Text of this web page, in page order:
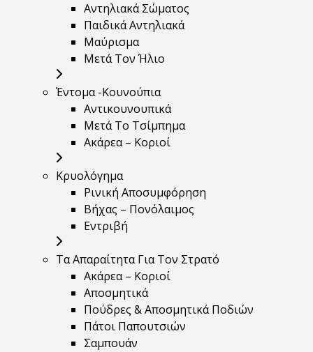
Αντηλιακά Σώματος
Παιδικά Αντηλιακά
Μαύρισμα
Mετά Τον Ήλιο
Έντομα -Κουνούπια
Αντικουνουπικά
Μετά Το Τσίμπημα
Ακάρεα – Κοριοί
Κρυολόγημα
Ρινική Αποσυμφόρηση
Βήχας – Πονόλαιμος
Εντριβή
Τα Απαραίτητα Για Τον Στρατό
Ακάρεα – Κοριοί
Αποσμητικά
Πούδρες & Αποσμητικά Ποδιών
Πάτοι Παπουτσιών
Σαμπουάν